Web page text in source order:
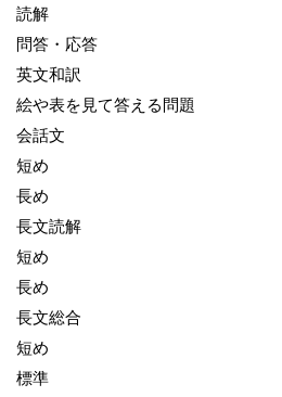
読解
問答・応答
英文和訳
絵や表を見て答える問題
会話文
短め
長め
長文読解
短め
長め
長文総合
短め
標準